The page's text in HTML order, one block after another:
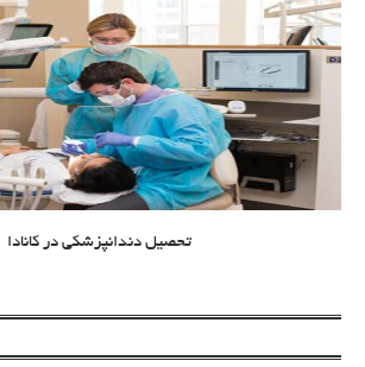
تحصیل دندانپزشکی در کانادا